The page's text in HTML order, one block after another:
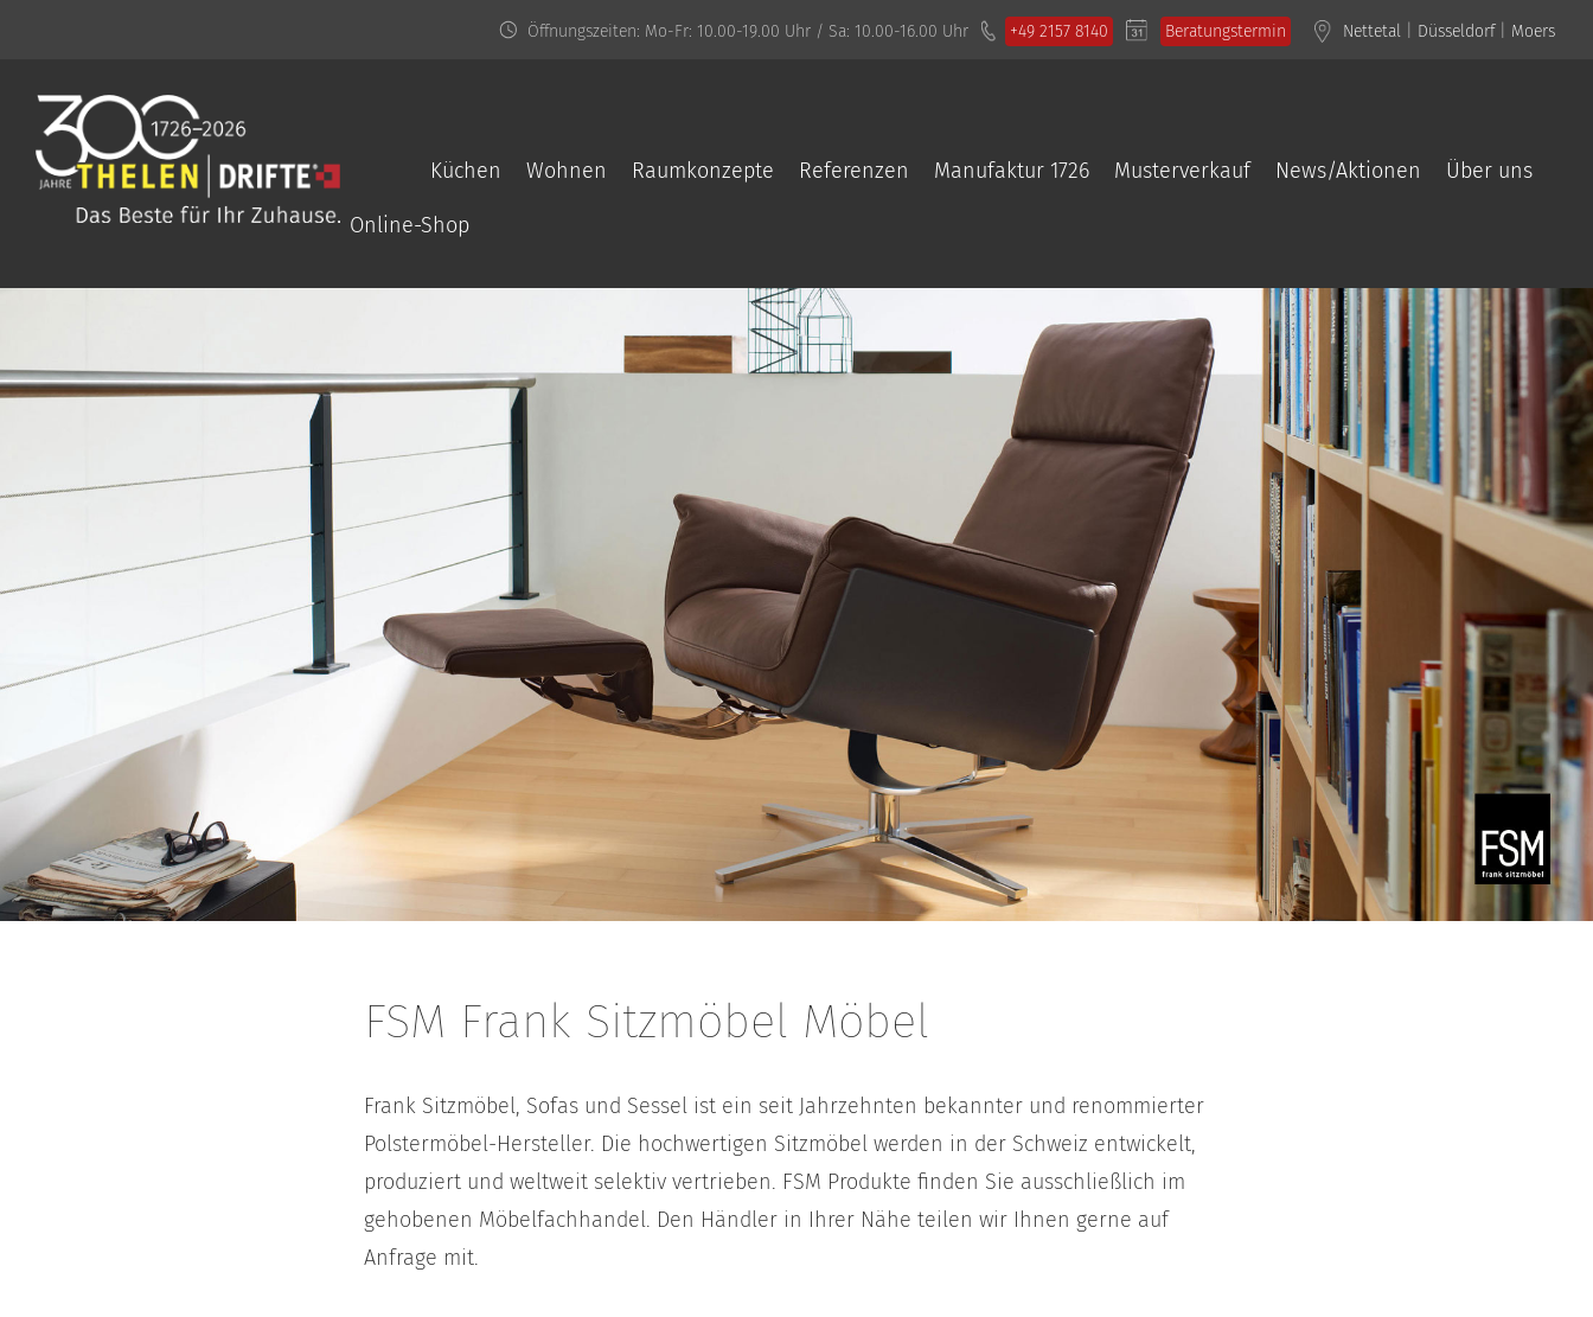
Öffnungszeiten: Mo-Fr: 10.00-19.00 Uhr / Sa: 10.00-16.00 Uhr +49 2157 8140 Beratungstermin Nettetal Düsseldorf| Moers
Küchen Wohnen Raumkonzepte Referenzen Manufaktur 1726 Musterverkauf News/Aktionen Über uns
Online-Shop
FSM Frank Sitzmöbel Möbel
Frank Sitzmöbel, Sofas und Sessel ist ein seit Jahrzehnten bekannter und renommierter
Polstermöbel-Hersteller. Die hochwertigen Sitzmöbel werden in der Schweiz entwickelt,
produziert und weltweit selektiv vertrieben. FSM Produkte finden Sie ausschließlich im
gehobenen Möbelfachhandel. Den Händler in Ihrer Nähe teilen wir Ihnen gerne auf
Anfrage mit.